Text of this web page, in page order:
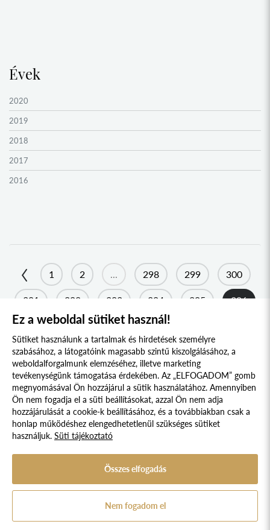
Évek
2020
2019
2018
2017
2016
2011
2010
2009
1 2 298 299 300
301 302 303 304 305 306
Süti szabályzat Adatvédelmi nyilatkozat
Jogi nyilatkozat
© 2017 - 2026 NÉPFŐISKOLA ALAPÍTVÁNY, LAKITELEK. MINDEN JOG
Ez a weboldal sütiket használ!
Sütiket használunk a tartalmak és hirdetések személyre
szabásához, a látogatóink magasabb szintű kiszolgálásához, a
weboldalforgalmunk elemzéséhez, illetve marketing
tevékenységünk támogatása érdekében. Az „ELFOGADOM” gomb
megnyomásával Ön hozzájárul a sütik használatához. Amennyiben
Ön nem fogadja el a süti beállításokat, azzal Ön nem adja
hozzájárulását a cookie-k beállításához, és a továbbiakban csak a
honlap működéshez elengedhetetlenül szükséges sütiket
használjuk. Süti tájékoztató
Összes elfogadás
Nem fogadom el